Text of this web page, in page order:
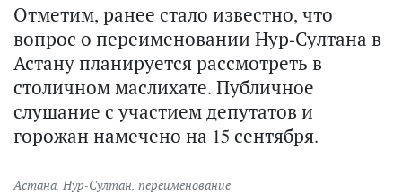
Отметим, ранее стало известно, что
вопрос о переименовании Нур-Султана в
Астану планируется рассмотреть в
столичном маслихате. Публичное
слушание с участием депутатов и
горожан намечено на 15 сентября.
Астана Нур-Султан переименование